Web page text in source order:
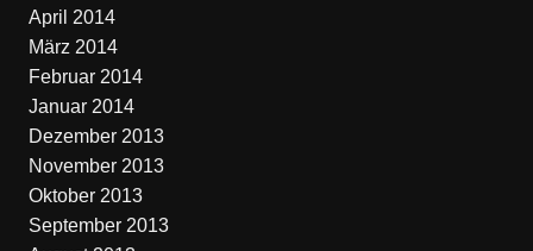
April 2014
März 2014
Februar 2014
Januar 2014
Dezember 2013
November 2013
Oktober 2013
September 2013